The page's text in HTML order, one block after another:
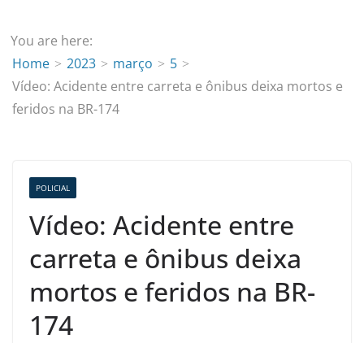
You are here:
Home
2023 março
5
Vídeo: Acidente entre carreta e ônibus deixa mortos e
feridos na BR-174
POLICIAL
Vídeo: Acidente entre
carreta e ônibus deixa
mortos e feridos na BR-
174